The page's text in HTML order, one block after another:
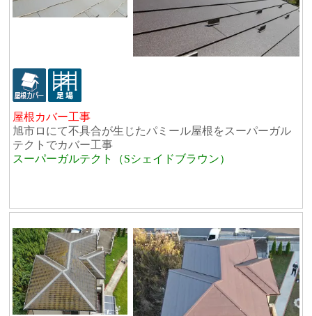
屋根カバー工事
旭市ロにて不具合が生じたパミール屋根をスーパーガル
テクトでカバー工事
スーパーガルテクト（Sシェイドブラウン）